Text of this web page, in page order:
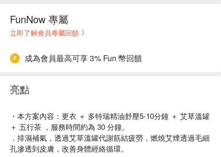
FunNow 專屬
立即了解會員專屬回饋
成為會員最高可享 3% Fun 幣回饋
亮點
・本方案內容：更衣 ＋ 多特瑞精油舒壓5-10分鐘 ＋ 艾草溫罐
＋ 五行茶 ，服務時間約為 30 分鐘。
．排濕補氣，透過艾草溫罐代謝筋結疲勞，燃燒艾煙透過毛細
孔滲透到皮膚，改善身體經絡循環。